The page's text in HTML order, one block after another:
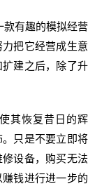
款有趣的模拟经营
把它经营成生意
建之后，除了升
其恢复昔日的辉
只是不要立即将
设备，购买无法
钱进行进一步的